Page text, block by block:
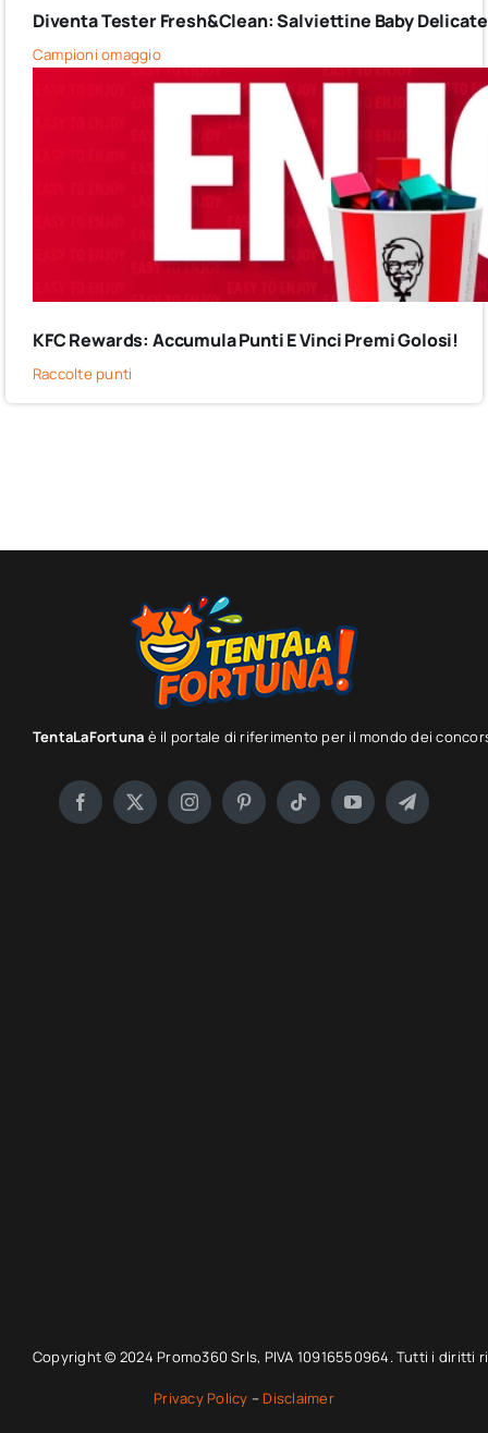
Diventa Tester Fresh&Clean: Salviettine Baby
Campioni omaggio
KFC Rewards: Accumula Punti E Vinci Premi Golosi!
Raccolte punti
TentaLaFortuna è il portale di riferimento per il mondo dei
Copyright © 2024 Promo360 Srls, PIVA 10916550964. Tutti i diritti
Privacy Policy – Disclaimer